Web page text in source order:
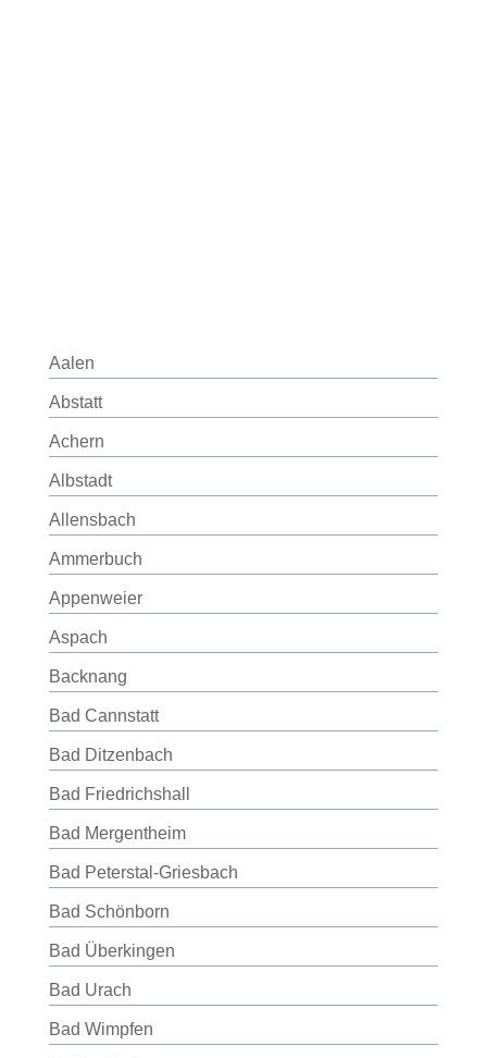
Aalen
Abstatt
Achern
Albstadt
Allensbach
Ammerbuch
Appenweier
Aspach
Backnang
Bad Cannstatt
Bad Ditzenbach
Bad Friedrichshall
Bad Mergentheim
Bad Peterstal-Griesbach
Bad Schönborn
Bad Überkingen
Bad Urach
Bad Wimpfen